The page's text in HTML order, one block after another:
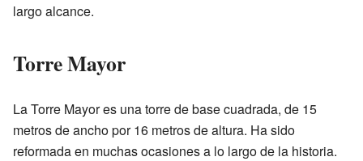
largo alcance.
Torre Mayor
La Torre Mayor es una torre de base cuadrada, de 15
metros de ancho por 16 metros de altura. Ha sido
reformada en muchas ocasiones a lo largo de la historia.